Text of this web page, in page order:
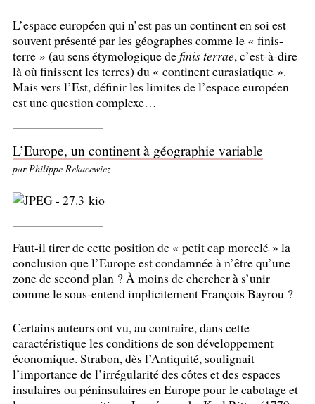
L’espace européen qui n’est pas un continent en soi est
souvent présenté par les géographes comme le « finis-
terre » (au sens étymologique de finis terrae, c’est-à-dire
là où finissent les terres) du « continent eurasiatique ».
Mais vers l’Est, définir les limites de l’espace européen
est une question complexe…
L’Europe, un continent à géographie variable
par Philippe Rekacewicz
Faut-il tirer de cette position de « petit cap morcelé » la
conclusion que l’Europe est condamnée à n’être qu’une
zone de second plan ? À moins de chercher à s’unir
comme le sous-entend implicitement François Bayrou ?
Certains auteurs ont vu, au contraire, dans cette
caractéristique les conditions de son développement
économique. Strabon, dès l’Antiquité, soulignait
l’importance de l’irrégularité des côtes et des espaces
insulaires ou péninsulaires en Europe pour le cabotage et